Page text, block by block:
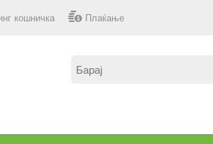
кошничка Плаќање